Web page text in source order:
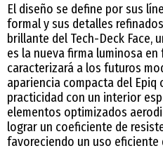
El diseño se define por sus
formal y sus detalles
brillante del Tech-Deck Face,
es la nueva firma luminosa en
caracterizará a los futuros
apariencia compacta del Epiq
practicidad con un interior
elementos optimizados
lograr un coeficiente de
favoreciendo un uso eficiente